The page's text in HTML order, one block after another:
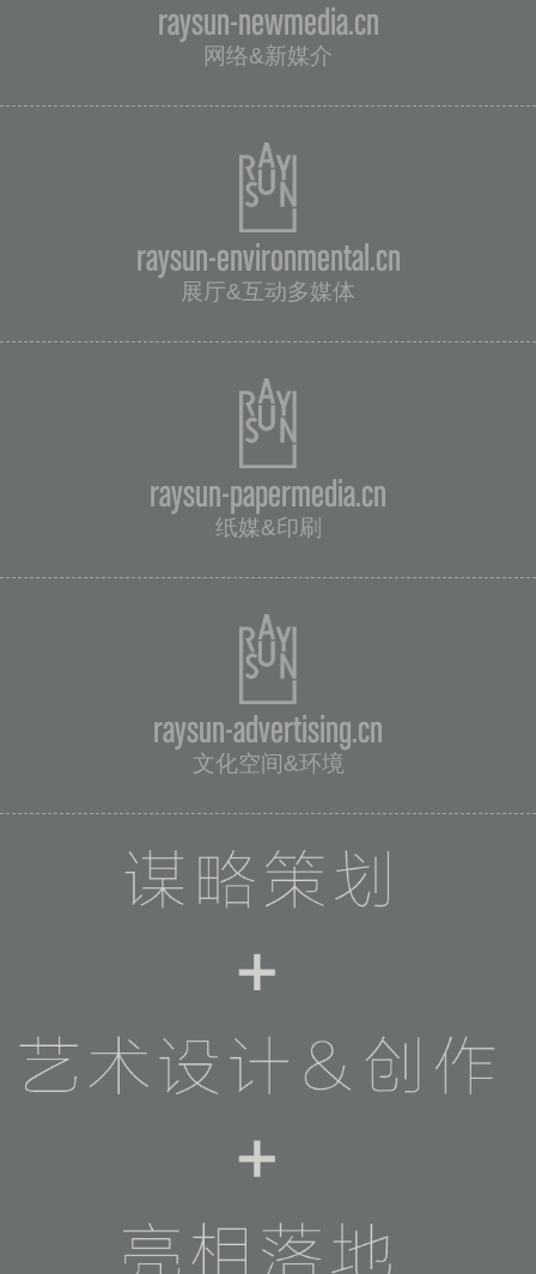
raysun-newmedia.cn
网络&新媒介
raysun-environmental.cn
展厅&互动多媒体
raysun-papermedia.cn
纸媒&印刷
raysun-advertising.cn
文化空间&环境